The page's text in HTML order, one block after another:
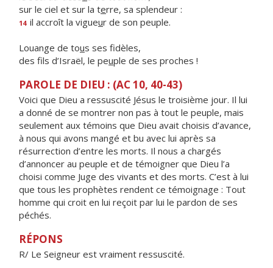
sur le ciel et sur la terre, sa splendeur :
14 il accroît la vigueur de son peuple.
Louange de tous ses fidèles,
des fils d’Israël, le peuple de ses proches !
PAROLE DE DIEU : (AC 10, 40-43)
Voici que Dieu a ressuscité Jésus le troisième jour. Il lui
a donné de se montrer non pas à tout le peuple, mais
seulement aux témoins que Dieu avait choisis d’avance,
à nous qui avons mangé et bu avec lui après sa
résurrection d’entre les morts. Il nous a chargés
d’annoncer au peuple et de témoigner que Dieu l’a
choisi comme Juge des vivants et des morts. C’est à lui
que tous les prophètes rendent ce témoignage : Tout
homme qui croit en lui reçoit par lui le pardon de ses
péchés.
RÉPONS
R/ Le Seigneur est vraiment ressuscité.